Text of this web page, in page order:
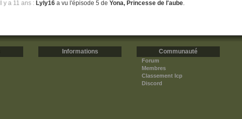
Il y a 11 ans : Lyly16 a vu l'épisode 5 deYona, Princesse de l'aube.
Informations Communauté
Forum
Membres
Classement Icp
Discord